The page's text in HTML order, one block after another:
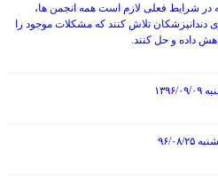
در شرایط فعلی لازم است همه انجمن ها،
تلاش کنند که مشکلات موجود را
داده و حل کنند.